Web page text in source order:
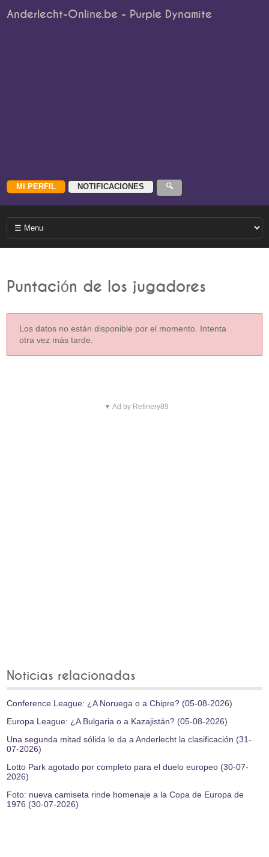
Anderlecht-Online.be - Purple Dynamite
Puntación de los jugadores
Los datos no están disponible por el momento. Intenta
otra vez más tarde.
▼ Ad by Refinery89
Noticias relacionadas
Conference League: ¿A Noruega o a Chipre? (05-08-2026)
Europa League: ¿A Bulgaria o a Kazajistán? (05-08-2026)
Una segunda mitad sólida le da a Anderlecht la clasificación (31-
07-2026)
Lotto Park agotado por completo para el duelo europeo (30-07-
2026)
Foto: nueva camiseta rinde homenaje a la Copa de Europa de
1976 (30-07-2026)